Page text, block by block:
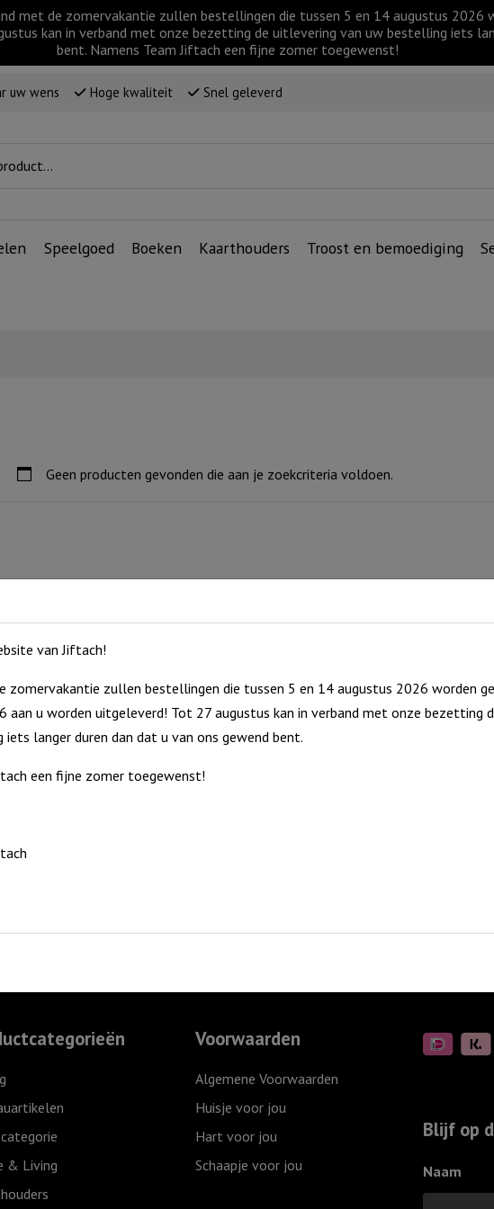
met de zomervakantie zullen bestellingen die tussen 5 en 14 augustus
kan in verband met onze bezetting de uitlevering van uw bestelling iets
bent. Namens Team Jiftach een fijne zomer toegewenst!
uw wens Hoge kwaliteit Snel geleverd
Speelgoed Boeken Kaarthouders Troost en bemoediging
Geen producten gevonden die aan je zoekcriteria voldoen.
& Living
Voorwaarden
Algemene Voorwaarden
Huisje voor jou
Hart voor jou
Schaapje voor jou
Blijf op
Naam
van Jiftach!
zomervakantie zullen bestellingen die tussen 5 en 14 augustus 2026 worden
aan u worden uitgeleverd! Tot 27 augustus kan in verband met onze bezetting
langer duren dan dat u van ons gewend bent.
een fijne zomer toegewenst!